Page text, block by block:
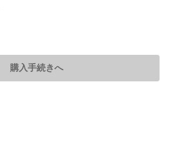
購入手続きへ